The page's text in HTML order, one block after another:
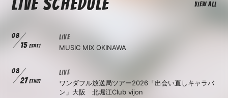
VIEW ALL
08
15 [SAT]
LIVE
MUSIC MIX OKINAWA
08
27 [THU]
LIVE
ワンダフル放送局ツアー2026「出会い直しキャラバ
ン」大阪 北堀江Club vijon